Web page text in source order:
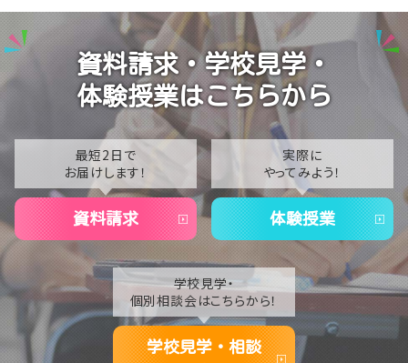
【おしらせ】今月の体験授業のご案内
【おしらせ】レクリエーションスポーツ活動
2025
2024
2023
2021
2020
資料請求・学校見学・
体験授業はこちらから
最短2日で
お届けします！
資料請求
実際に
やってみよう！
体験授業
学校見学・
個別相談会はこちらから！
学校見学・相談